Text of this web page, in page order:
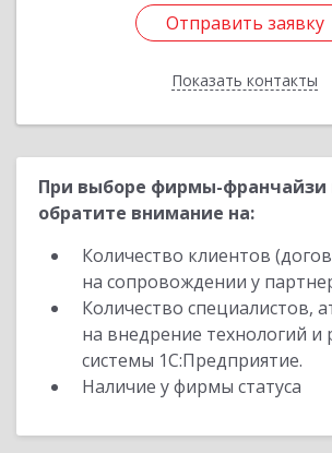
Отправить заявку
Показать контакты
Отправить заявку
Назад
При выборе фирмы-франчайзи
обратите внимание на:
Количество клиентов
на сопровождении у
Количество специалистов,
на внедрение технологий
системы 1С:Предприятие.
Наличие у фирмы статуса